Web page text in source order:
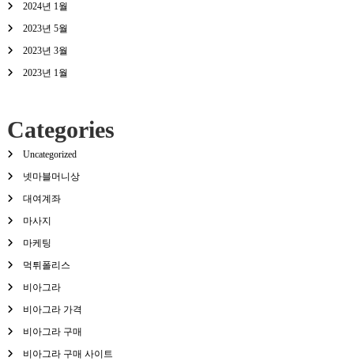
2024년 1월
2023년 5월
2023년 3월
2023년 1월
Categories
Uncategorized
넷마블머니상
대여계좌
마사지
마케팅
먹튀폴리스
비아그라
비아그라 가격
비아그라 구매
비아그라 구매 사이트